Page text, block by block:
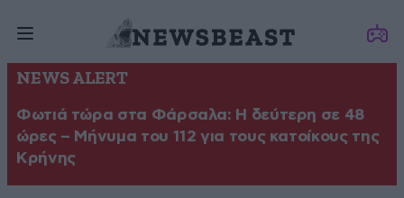
NEWS ALERT
Φωτιά τώρα στα Φάρσαλα: Η δεύτερη σε 48
ώρες – Μήνυμα του 112 για τους κατοίκους της
Κρήνης